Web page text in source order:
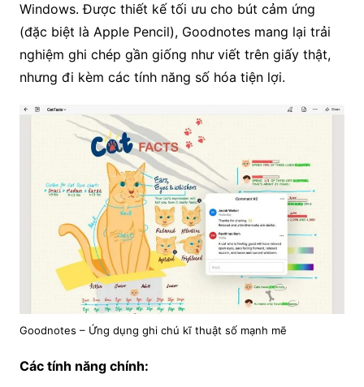
Windows. Được thiết kế tối ưu cho bút cảm ứng
(đặc biệt là Apple Pencil), Goodnotes mang lại trải
nghiệm ghi chép gần giống như viết trên giấy thật,
nhưng đi kèm các tính năng số hóa tiện lợi.
Goodnotes – Ứng dụng ghi chú kĩ thuật số mạnh mẽ
Các tính năng chính: